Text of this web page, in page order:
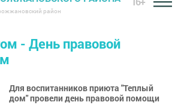
район
- День правовой
Для воспитанников приюта "Теплый
дом" провели день правовой помощи